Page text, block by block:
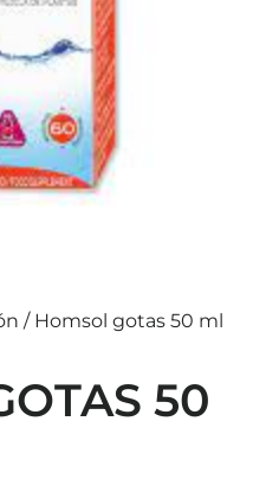
/ Homsol gotas 50 ml
50